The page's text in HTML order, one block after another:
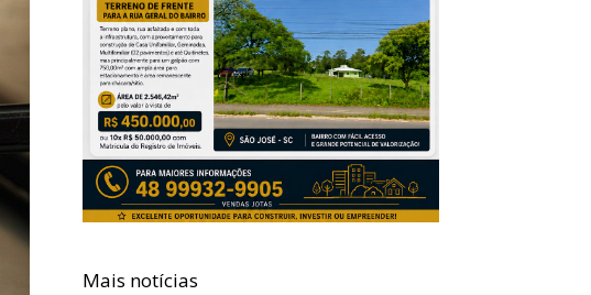
Mais notícias